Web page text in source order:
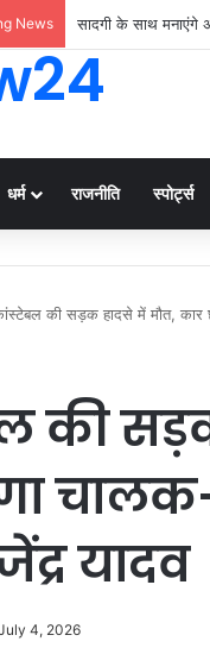
News सादगी के साथ मनाएंगे
धर्म राजनीति स्पोर्ट्स
की सड़क हादसे में मौत, कार
की
यादव
4, 2026